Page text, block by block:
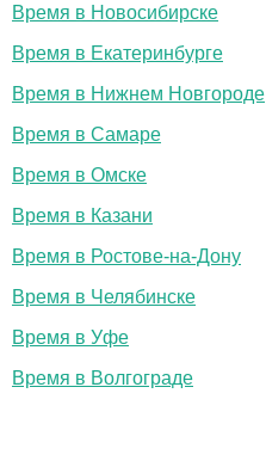
Время в Новосибирске
Время в Екатеринбурге
Время в Нижнем Новгороде
Время в Самаре
Время в Омске
Время в Казани
Время в Ростове-на-Дону
Время в Челябинске
Время в Уфе
Время в Волгограде